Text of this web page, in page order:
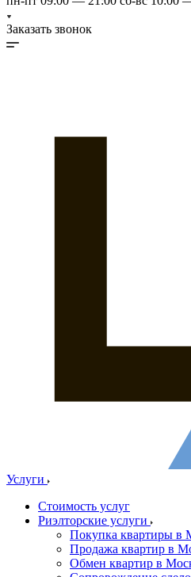
Заказать звонок
Услуги
Стоимость услуг
Риэлторские услуги
Покупка квартиры в
Продажа квартир в
Обмен квартир в